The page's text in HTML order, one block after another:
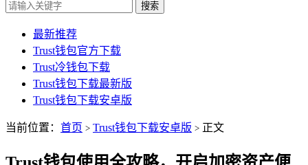
搜索
最新推荐
Trust钱包官方下载
Trust冷钱包下载
Trust钱包下载最新版
Trust钱包下载安卓版
当前位置： 首页 > Trust钱包下载安卓版 > 正文